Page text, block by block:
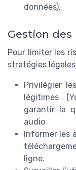
données).
Gestion
Pour limiter les
stratégies légales
Privilégier
légitimes
garantir la
audio.
Informer les
ligne.